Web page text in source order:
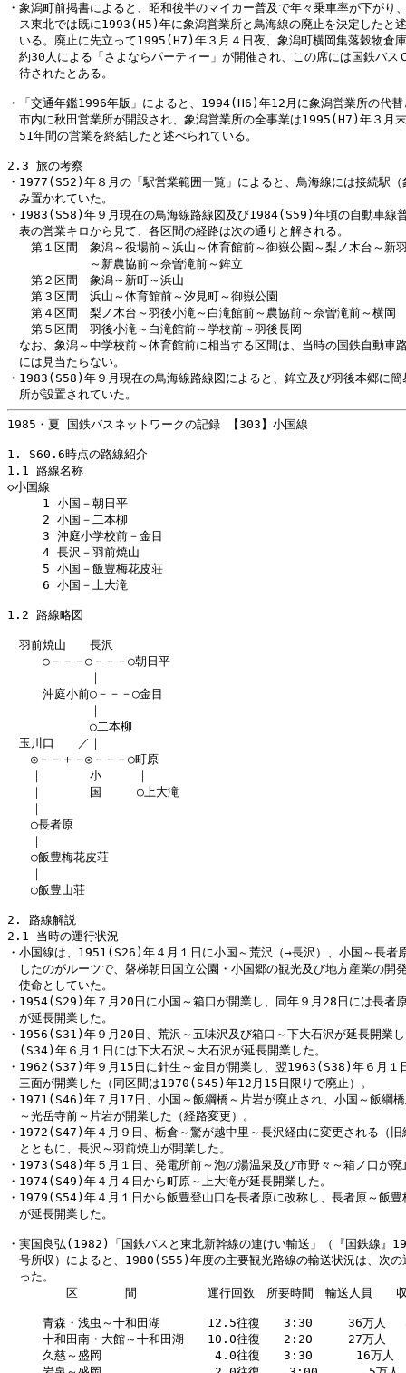
・象潟町前掲書によると、昭和後半のマイカー普及で年々乗車率が下がり
ス東北では既に1993(H5)年に象潟営業所と鳥海線の廃止を決定したと
いる。廃止に先立って1995(H7)年３月４日夜、象潟町横岡集落穀物倉
約30人による「さよならパーティー」が開催され、この席には国鉄バス
待されたとある。
・「交通年鑑1996年版」によると、1994(H6)年12月に象潟営業所の代替
市内に秋田営業所が開設され、象潟営業所の全事業は1995(H7)年３月
51年間の営業を終結したと述べられている。
2.3 旅の考察
・1977(S52)年８月の「駅営業範囲一覧」によると、鳥海線には接続駅（
み置かれていた。
・1983(S58)年９月現在の鳥海線路線図及び1984(S59)年頃の自動車線
表の営業キロから見て、各区間の経路は次の通りと解される。
第１区間　象潟～役場前～浜山～体育館前～御嶽公園～梨ノ木台～新
～新農協前～奈曽滝前～鉾立
第２区間　象潟～新町～浜山
第３区間　浜山～体育館前～汐見町～御嶽公園
第４区間　梨ノ木台～羽後小滝～白滝館前～農協前～奈曽滝前～横岡
第５区間　羽後小滝～白滝館前～学校前～羽後長岡
なお、象潟～中学校前～体育館前に相当する区間は、当時の国鉄自動車
には見当たらない。
・1983(S58)年９月現在の鳥海線路線図によると、鉾立及び羽後本郷に簡
1985・夏 国鉄バスネットワークの記録 【303】小国線
1. S60.6時点の路線紹介
1.1 路線名称
◇小国線
1 小国－朝日平
2 小国－二本柳
3 沖庭小学校前－金目
4 長沢－羽前焼山
5 小国－飯豊梅花皮荘
6 小国－上大滝
1.2 路線略図
羽前焼山　　長沢
○－－－○－－－○朝日平
｜
沖庭小前○－－－○金目
｜
○二本柳
玉川口　　／｜
◎－－＋－◎－－－○町原
｜　　　　小　　　｜
｜　　　　国　　　○上大滝
｜
○長者原
｜
○飯豊梅花皮荘
｜
○飯豊山荘
2. 路線解説
2.1 当時の運行状況
・小国線は、1951(S26)年４月１日に小国～荒沢（→長沢）、小国～長者
したのがルーツで、磐梯朝日国立公園・小国郷の観光及び地方産業の開
使命としていた。
・1954(S29)年７月20日に小国～箱口が開業し、同年９月28日には長者
が延長開業した。
・1956(S31)年９月20日、荒沢～五味沢及び箱口～下大石沢が延長開業
(S34)年６月１日には下大石沢～大石沢が延長開業した。
・1962(S37)年９月15日に針生～金目が開業し、翌1963(S38)年６月１
三面が開業した（同区間は1970(S45)年12月15日限りで廃止）。
・1971(S46)年７月17日、小国～飯綱橋～片岩が廃止され、小国～飯綱
～光岳寺前～片岩が開業した（経路変更）。
・1972(S47)年４月９日、栃倉～驚が越中里～長沢経由に変更される（旧
とともに、長沢～羽前焼山が開業した。
・1973(S48)年５月１日、発電所前～泡の湯温泉及び市野々～箱ノ口が廃
・1974(S49)年４月４日から町原～上大滝が延長開業した。
・1979(S54)年４月１日から飯豊登山口を長者原に改称し、長者原～飯豊
が延長開業した。
・実国良弘(1982)「国鉄バスと東北新幹線の連けい輸送」（『国鉄線』
号所収）によると、1980(S55)年度の主要観光路線の輸送状況は、次の
った。
区　　　　間　　　　　　運行回数　所要時間　輸送人員　　
青森・浅虫～十和田湖　　　　12.5往復　　3:30　　　36万人　
十和田南・大館～十和田湖　　10.0往復　　2:20　　　27万人
久慈～盛岡　　　　　　　　　 4.0往復　　3:30      16万人